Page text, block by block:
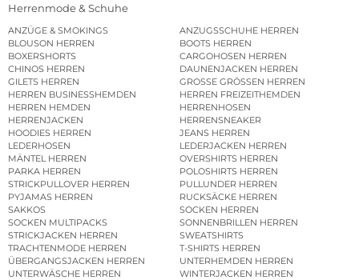
Herrenmode & Schuhe
ANZÜGE & SMOKINGS
ANZUGSSCHUHE HERREN
BLOUSON HERREN
BOOTS HERREN
BOXERSHORTS
CARGOHOSEN HERREN
CHINOS HERREN
DAUNENJACKEN HERREN
GILETS HERREN
GROSSE GRÖSSEN HERREN
HERREN BUSINESSHEMDEN
HERREN FREIZEITHEMDEN
HERREN HEMDEN
HERRENHOSEN
HERRENJACKEN
HERRENSNEAKER
HOODIES HERREN
JEANS HERREN
LEDERHOSEN
LEDERJACKEN HERREN
MÄNTEL HERREN
OVERSHIRTS HERREN
PARKA HERREN
POLOSHIRTS HERREN
STRICKPULLOVER HERREN
PULLUNDER HERREN
PYJAMAS HERREN
RUCKSÄCKE HERREN
SAKKOS
SOCKEN HERREN
SOCKEN MULTIPACKS
SONNENBRILLEN HERREN
STRICKJACKEN HERREN
SWEATSHIRTS
TRACHTENMODE HERREN
T-SHIRTS HERREN
ÜBERGANGSJACKEN HERREN
UNTERHEMDEN HERREN
UNTERWÄSCHE HERREN
WINTERJACKEN HERREN